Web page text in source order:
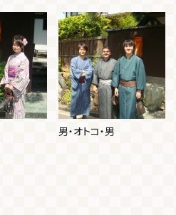
男・オトコ・男